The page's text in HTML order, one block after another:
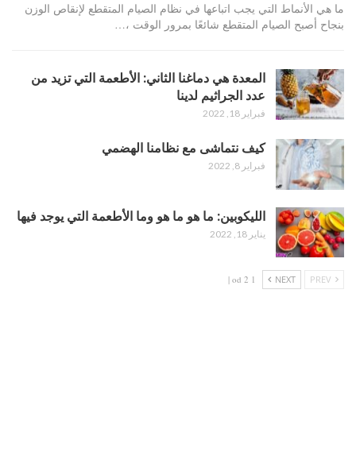
ما هي الأنماط التي يجب اتباعها في نظام الصيام المتقطع لإنقاص الوزن
بنجاح أصبح الصيام المتقطع شائعًا بمرور الوقت ،…
المعدة هي دماغنا الثاني: الأطعمة التي تزيد من
عدد الجراثيم لدينا
فبراير 18, 2022
كيف نتماشى مع نظامنا الهضمي
فبراير 8, 2022
الليكوبين: ما هو ما هو وما الأطعمة التي يوجد فيها
يناير 18, 2022
NEXT
1 od 2 |